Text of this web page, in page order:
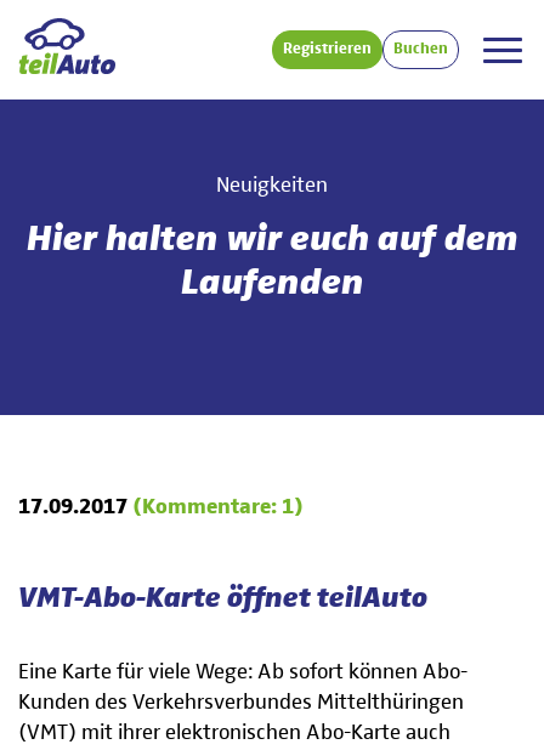
Registrieren Buchen
Neuigkeiten
Hier halten wir euch auf dem
Laufenden
17.09.2017 (Kommentare: 1)
VMT-Abo-Karte öffnet teilAuto
Eine Karte für viele Wege: Ab sofort können Abo-
Kunden des Verkehrsverbundes Mittelthüringen
(VMT) mit ihrer elektronischen Abo-Karte auch